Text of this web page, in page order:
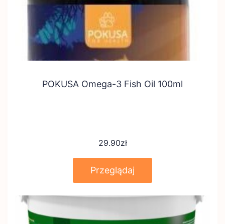
POKUSA Omega-3 Fish Oil 100ml
29.90zł
Przeglądaj